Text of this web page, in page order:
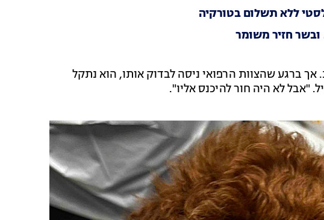
ללא תשלום בטורקיה
אך ברגע שהצוות הרפואי ניסה לבדוק אותו, הוא נתקל
"אבל לא היה חור להיכנס אליו".